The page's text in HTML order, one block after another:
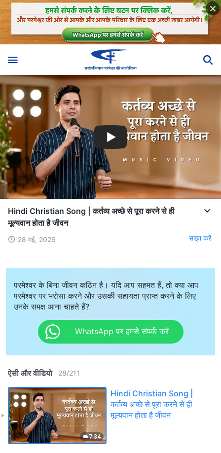
Hindi Christian Song | कर्तव्य अच्छे से पूरा करने से ही
मूल्यवान होता है जीवन
28 मई, 2026 साझा करें
परमेश्वर के बिना जीवन कठिन है। यदि आप सहमत हैं, तो क्या आप
परमेश्वर पर भरोसा करने और उसकी सहायता प्राप्त करने के लिए
उनके समक्ष आना चाहते हैं?
WhatsApp पर हमसे संपर्क करें
ऐसी और वीडियो 28/211
7:34
Hindi Christian Song |
कर्तव्य अच्छे से पूरा करने से ही
मूल्यवान होता है जीवन